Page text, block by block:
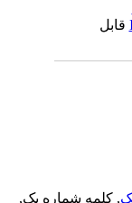
, کلمه شماره یک,